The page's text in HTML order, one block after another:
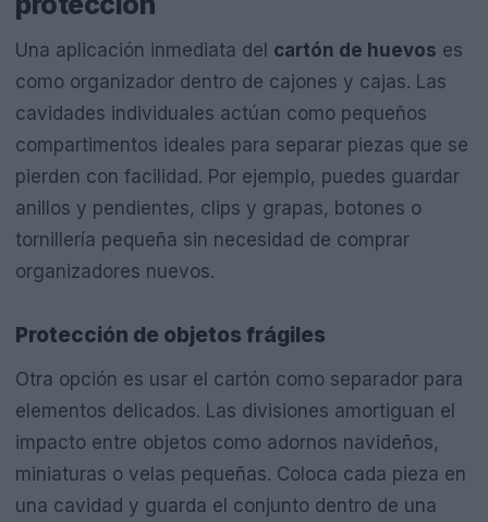
Una aplicación inmediata del cartón de huevos es
como organizador dentro de cajones y cajas. Las
cavidades individuales actúan como pequeños
compartimentos ideales para separar piezas que se
pierden con facilidad. Por ejemplo, puedes guardar
anillos y pendientes, clips y grapas, botones o
tornillería pequeña sin necesidad de comprar
organizadores nuevos.
Protección de objetos frágiles
Otra opción es usar el cartón como separador para
elementos delicados. Las divisiones amortiguan el
impacto entre objetos como adornos navideños,
miniaturas o velas pequeñas. Coloca cada pieza en
una cavidad y guarda el conjunto dentro de una